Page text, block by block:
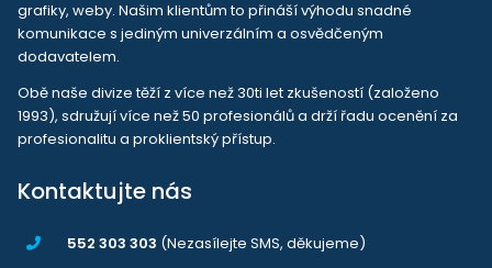
grafiky, weby. Našim klientům to přináší výhodu snadné
komunikace s jediným univerzálním a osvědčeným
dodavatelem.
Obě naše divize těží z více než 30ti let zkušeností (založeno
1993), sdružují více než 50 profesionálů a drží řadu ocenění za
profesionalitu a proklientský přístup.
Kontaktujte nás
552 303 303 (Nezasílejte SMS, děkujeme)